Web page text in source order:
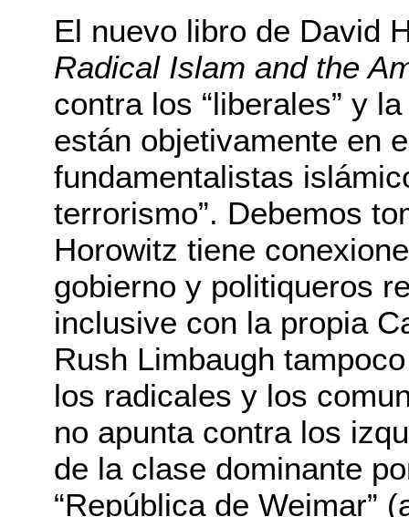
El nuevo libro de David
Radical Islam and the
contra los “liberales” y
están objetivamente en
fundamentalistas
terrorismo”. Debemos
Horowitz tiene
gobierno y politiqueros
inclusive con la propia
Rush Limbaugh
los radicales y los
no apunta contra los
de la clase dominante
“República de Weimar”